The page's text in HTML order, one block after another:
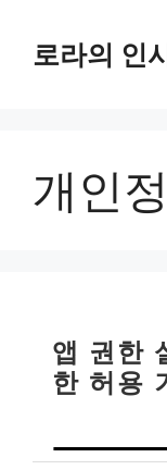
로라의 인
개인
앱 권한
한 허용